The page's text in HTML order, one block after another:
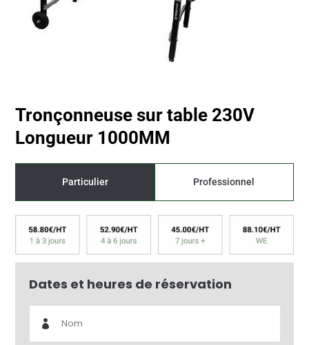
Tronçonneuse sur table 230V
Longueur 1000MM
Particulier Professionnel
Dates et heures de réservation